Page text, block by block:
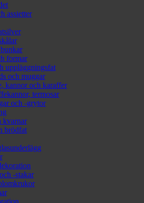
assietter
formar
uppläggningsfat
och muggar
kannor och karaffer
termosar
och -grytor
kvarnar
brödfat
-stakar